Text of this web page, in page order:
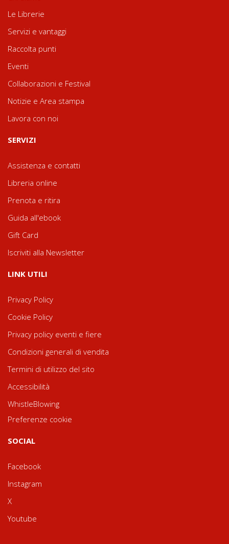
Le Librerie
Servizi e vantaggi
Raccolta punti
Eventi
Collaborazioni e Festival
Notizie e Area stampa
Lavora con noi
SERVIZI
Assistenza e contatti
Libreria online
Prenota e ritira
Guida all'ebook
Gift Card
Iscriviti alla Newsletter
LINK UTILI
Privacy Policy
Cookie Policy
Privacy policy eventi e fiere
Condizioni generali di vendita
Termini di utilizzo del sito
Accessibilità
WhistleBlowing
Preferenze cookie
SOCIAL
Facebook
Instagram
X
Youtube